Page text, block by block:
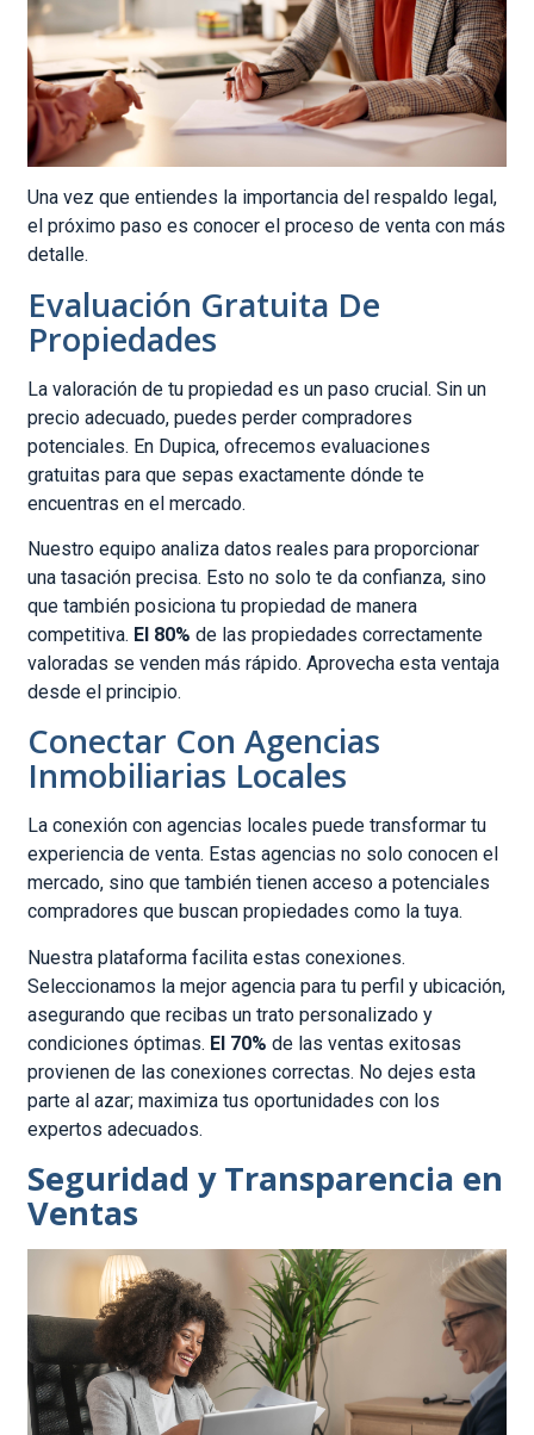
Una vez que entiendes la importancia del respaldo legal,
el próximo paso es conocer el proceso de venta con más
detalle.
Evaluación Gratuita De
Propiedades
La valoración de tu propiedad es un paso crucial. Sin un
precio adecuado, puedes perder compradores
potenciales. En Dupica, ofrecemos evaluaciones
gratuitas para que sepas exactamente dónde te
encuentras en el mercado.
Nuestro equipo analiza datos reales para proporcionar
una tasación precisa. Esto no solo te da confianza, sino
que también posiciona tu propiedad de manera
competitiva. El 80% de las propiedades correctamente
valoradas se venden más rápido. Aprovecha esta ventaja
desde el principio.
Conectar Con Agencias
Inmobiliarias Locales
La conexión con agencias locales puede transformar tu
experiencia de venta. Estas agencias no solo conocen el
mercado, sino que también tienen acceso a potenciales
compradores que buscan propiedades como la tuya.
Nuestra plataforma facilita estas conexiones.
Seleccionamos la mejor agencia para tu perfil y ubicación,
asegurando que recibas un trato personalizado y
condiciones óptimas. El 70% de las ventas exitosas
provienen de las conexiones correctas. No dejes esta
parte al azar; maximiza tus oportunidades con los
expertos adecuados.
Seguridad y Transparencia en
Ventas